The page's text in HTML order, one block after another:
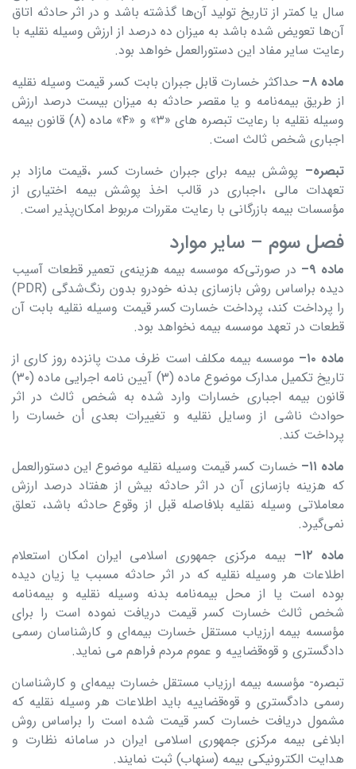
سال یا کمتر از تاریخ تولید آن‌ها گذشته باشد و در اثر حادثه اتاق
آن‌ها تعویض شده باشد به میزان ده درصد از ارزش وسیله نقلیه با
رعایت سایر مفاد این دستورالعمل خواهد بود.
ماده۸– حداکثر خسارت قابل جبران بابت کسر قیمت وسیله نقلیه
از طریق بیمه‌نامه و یا مقصر حادثه به میزان بیست درصد ارزش
وسیله نقلیه با رعایت تبصره های «۳» و «۴» ماده (۸) قانون بیمه
اجباری شخص ثالث است.
تبصره– پوشش بیمه برای جبران خسارت کسر ،قیمت مازاد بر
تعهدات مالی ،اجباری در قالب اخذ پوشش بیمه اختیاری از
مؤسسات بیمه بازرگانی با رعایت مقررات مربوط امکان‌پذیر است.
فصل سوم – سایر موارد
ماده ۹– در صورتی‌که موسسه بیمه هزینه‌ی تعمیر قطعات آسیب
دیده براساس روش بازسازی بدنه خودرو بدون رنگ‌شدگی (PDR)
را پرداخت کند، پرداخت خسارت کسر قیمت وسیله نقلیه بابت آن
قطعات در تعهد موسسه بیمه نخواهد بود.
ماده ۱۰– موسسه بیمه مکلف است ظرف مدت پانزده روز کاری از
تاریخ تکمیل مدارک موضوع ماده (۳) آیین نامه اجرایی ماده (۳۰)
قانون بیمه اجباری خسارات وارد شده به شخص ثالث در اثر
حوادث ناشی از وسایل نقلیه و تغییرات بعدى أن خسارت را
پرداخت کند.
ماده ۱۱– خسارت کسر قیمت وسیله نقلیه موضوع این دستورالعمل
که هزینه بازسازی آن در اثر حادثه بیش از هفتاد درصد ارزش
معاملاتی وسیله نقلیه بلافاصله قبل از وقوع حادثه باشد، تعلق
نمی‌گیرد.
ماده ۱۲– بیمه مرکزی جمهوری اسلامی ایران امکان استعلام
اطلاعات هر وسیله نقلیه که در اثر حادثه مسبب یا زیان دیده
بوده است یا از محل بیمه‌نامه بدنه وسیله نقلیه و بیمه‌نامه
شخص ثالث خسارت کسر قیمت دریافت نموده است را برای
مؤسسه بیمه ارزیاب مستقل خسارت بیمه‌ای و کارشناسان رسمی
دادگستری و قوه‌قضاییه و عموم مردم فراهم می نماید.
تبصره- مؤسسه بیمه ارزیاب مستقل خسارت بیمه‌ای و کارشناسان
رسمی دادگستری و قوه‌قضاییه باید اطلاعات هر وسیله نقلیه که
مشمول دریافت خسارت کسر قیمت شده است را براساس روش
ابلاغی بیمه مرکزی جمهوری اسلامی ایران در سامانه نظارت و
هدایت الکترونیکی بیمه (سنهاب) ثبت نمایند.